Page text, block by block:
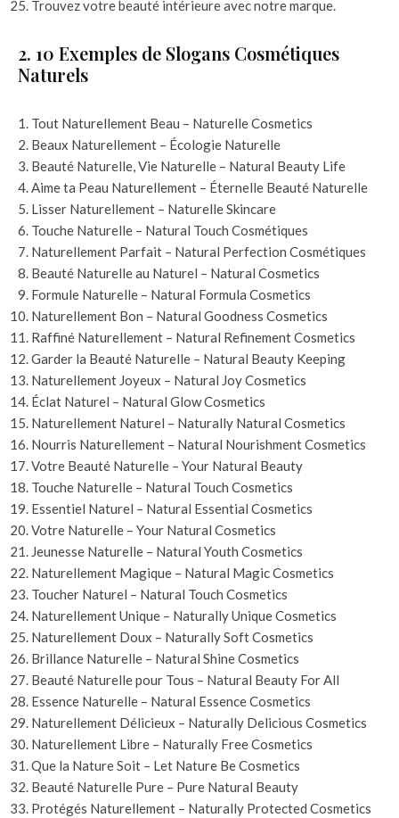
Trouvez votre beauté intérieure avec notre marque.
2. 10 Exemples de Slogans Cosmétiques
Naturels
Tout Naturellement Beau – Naturelle Cosmetics
Beaux Naturellement – Écologie Naturelle
Beauté Naturelle, Vie Naturelle – Natural Beauty Life
Aime ta Peau Naturellement – Éternelle Beauté Naturelle
Lisser Naturellement – Naturelle Skincare
Touche Naturelle – Natural Touch Cosmétiques
Naturellement Parfait – Natural Perfection Cosmétiques
Beauté Naturelle au Naturel – Natural Cosmetics
Formule Naturelle – Natural Formula Cosmetics
Naturellement Bon – Natural Goodness Cosmetics
Raffiné Naturellement – Natural Refinement Cosmetics
Garder la Beauté Naturelle – Natural Beauty Keeping
Naturellement Joyeux – Natural Joy Cosmetics
Éclat Naturel – Natural Glow Cosmetics
Naturellement Naturel – Naturally Natural Cosmetics
Nourris Naturellement – Natural Nourishment Cosmetics
Votre Beauté Naturelle – Your Natural Beauty
Touche Naturelle – Natural Touch Cosmetics
Essentiel Naturel – Natural Essential Cosmetics
Votre Naturelle – Your Natural Cosmetics
Jeunesse Naturelle – Natural Youth Cosmetics
Naturellement Magique – Natural Magic Cosmetics
Toucher Naturel – Natural Touch Cosmetics
Naturellement Unique – Naturally Unique Cosmetics
Naturellement Doux – Naturally Soft Cosmetics
Brillance Naturelle – Natural Shine Cosmetics
Beauté Naturelle pour Tous – Natural Beauty For All
Essence Naturelle – Natural Essence Cosmetics
Naturellement Délicieux – Naturally Delicious Cosmetics
Naturellement Libre – Naturally Free Cosmetics
Que la Nature Soit – Let Nature Be Cosmetics
Beauté Naturelle Pure – Pure Natural Beauty
Protégés Naturellement – Naturally Protected Cosmetics